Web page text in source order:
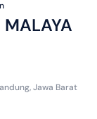
Jawa Barat